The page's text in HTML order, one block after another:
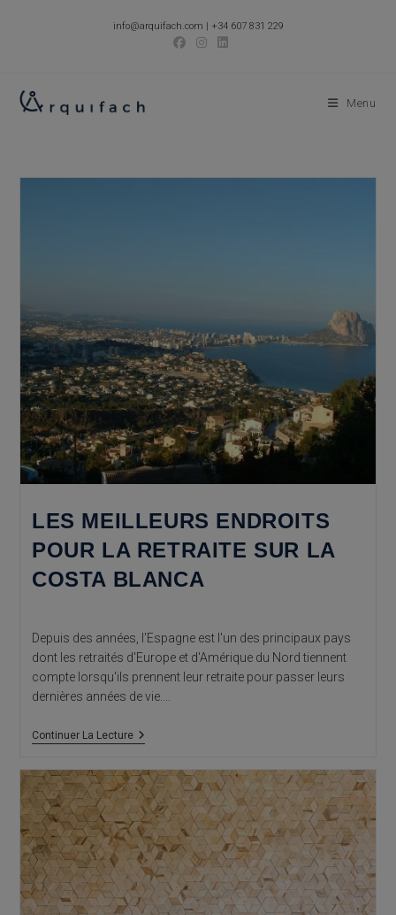
info@arquifach.com | +34 607 831 229
Menu
LES MEILLEURS ENDROITS
POUR LA RETRAITE SUR LA
COSTA BLANCA
Depuis des années, l'Espagne est l'un des principaux pays
dont les retraités d'Europe et d'Amérique du Nord tiennent
compte lorsqu'ils prennent leur retraite pour passer leurs
dernières années de vie.…
Continuer La LectureLes
Pour
La
Retraite
Sur
La
Costa
Blanca